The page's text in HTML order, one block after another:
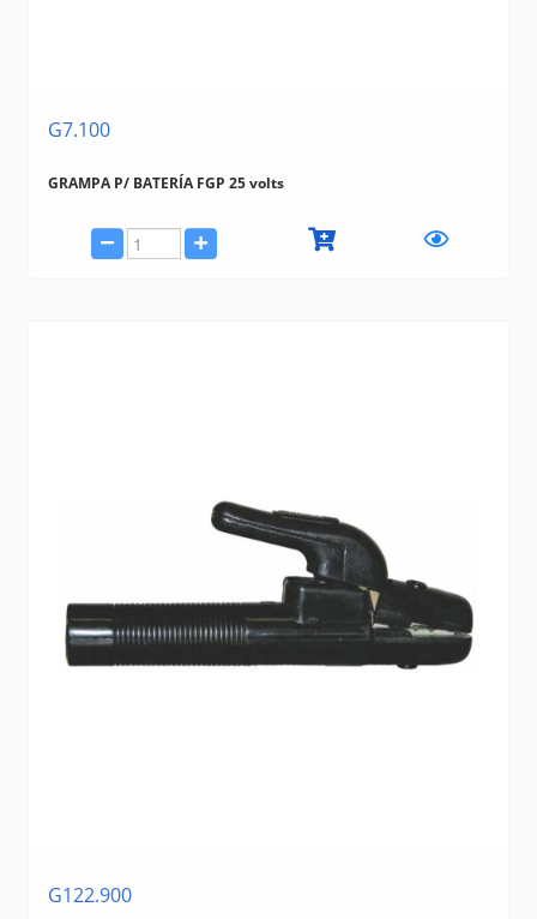
G7.100
GRAMPA P/ BATERÍA FGP 25 volts
G122.900